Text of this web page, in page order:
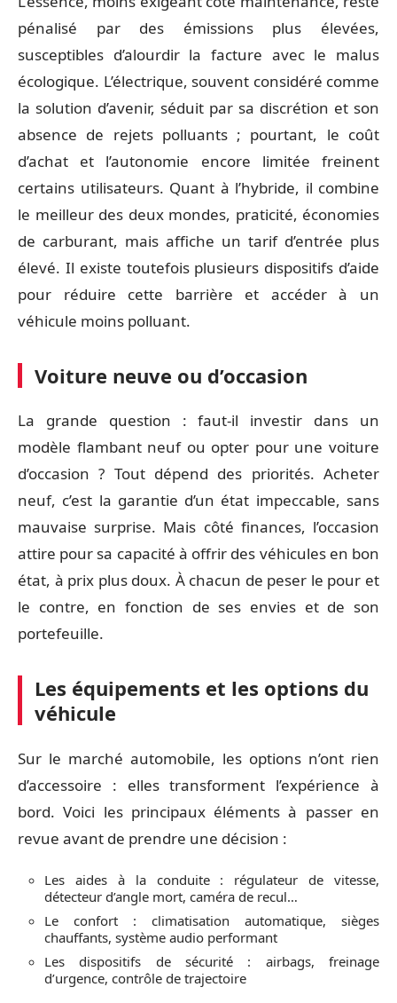
pénalisé par des émissions plus élevées,
susceptibles d’alourdir la facture avec le malus
écologique. L’électrique, souvent considéré comme
la solution d’avenir, séduit par sa discrétion et son
absence de rejets polluants ; pourtant, le coût
d’achat et l’autonomie encore limitée freinent
certains utilisateurs. Quant à l’hybride, il combine
le meilleur des deux mondes, praticité, économies
de carburant, mais affiche un tarif d’entrée plus
élevé. Il existe toutefois plusieurs dispositifs d’aide
pour réduire cette barrière et accéder à un
véhicule moins polluant.
Voiture neuve ou d’occasion
La grande question : faut-il investir dans un
modèle flambant neuf ou opter pour une voiture
d’occasion ? Tout dépend des priorités. Acheter
neuf, c’est la garantie d’un état impeccable, sans
mauvaise surprise. Mais côté finances, l’occasion
attire pour sa capacité à offrir des véhicules en bon
état, à prix plus doux. À chacun de peser le pour et
le contre, en fonction de ses envies et de son
portefeuille.
Les équipements et les options du
véhicule
Sur le marché automobile, les options n’ont rien
d’accessoire : elles transforment l’expérience à
bord. Voici les principaux éléments à passer en
revue avant de prendre une décision :
Les aides à la conduite : régulateur de vitesse,
détecteur d’angle mort, caméra de recul…
Le confort : climatisation automatique, sièges
chauffants, système audio performant
Les dispositifs de sécurité : airbags, freinage
d’urgence, contrôle de trajectoire